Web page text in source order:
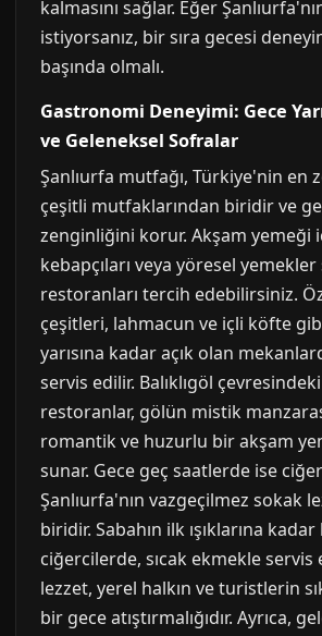
kalmasını sağlar. Eğer
istiyorsanız, bir sıra gecesi
başında olmalı.
Gastronomi Deneyimi: Gece
ve Geleneksel Sofralar
Şanlıurfa mutfağı, Türkiye'nin en
çeşitli mutfaklarından biridir ve
zenginliğini korur. Akşam yemeği
kebapçıları veya yöresel
restoranları tercih edebilirsiniz.
çeşitleri, lahmacun ve içli köfte
yarısına kadar açık olan
servis edilir. Balıklıgöl çevresindeki
restoranlar, gölün mistik
romantik ve huzurlu bir akşam
sunar. Gece geç saatlerde ise
Şanlıurfa'nın vazgeçilmez sokak
biridir. Sabahın ilk ışıklarına
ciğercilerde, sıcak ekmekle servis
lezzet, yerel halkın ve turistlerin
bir gece atıştırmalığıdır. Ayrıca,